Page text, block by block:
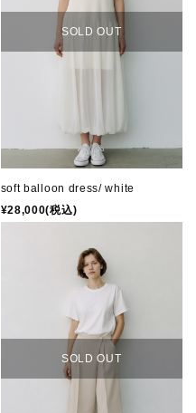
SOLD OUT
soft balloon dress/ white
¥28,000(税込)
SOLD OUT